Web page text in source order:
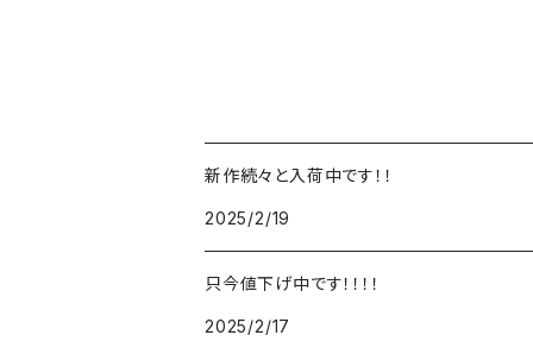
新作続々と入荷中です！！
2025/2/19
只今値下げ中です！！！！
2025/2/17